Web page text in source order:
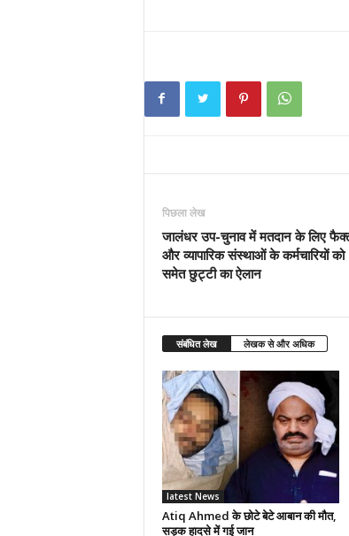
पिछला लेख
जालंधर उप-चुनाव में मतदान के लिए
और व्यापारिक संस्थाओं के कर्मचारियों
समेत छुट्टी का ऐलान
संबंधित लेख लेखक से और अधिक
latest News
Atiq Ahmed के छोटे बेटे आबान की मौत,
सड़क हादसे में गई जान